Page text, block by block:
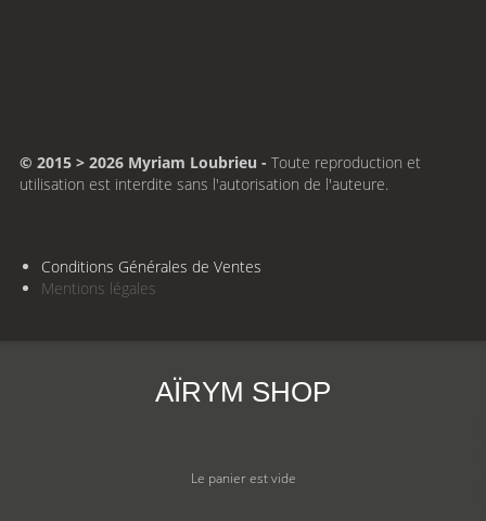
© 2015 > 2026 Myriam Loubrieu - Toute reproduction et
utilisation est interdite sans l'autorisation de l'auteure.
Conditions Générales de Ventes
Mentions légales
AÏRYM SHOP
Le panier est vide